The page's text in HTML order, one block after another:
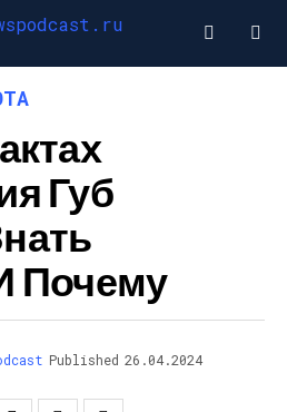
Губ
Почему
Published 26.04.2024